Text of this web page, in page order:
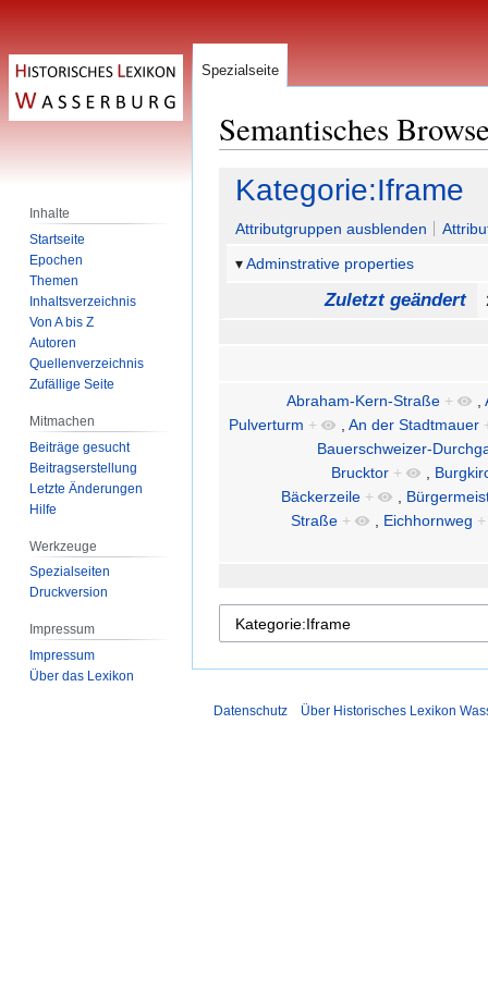
Semantisches
Zur
Navigation
springen
Zur
Suche
springen
Kategorie:Iframe
Attributgruppen ausblenden
Adminstrative properties
Zuletzt geändert
Abraham-Kern-Straße + ,
Pulverturm + , An der Stadtmauer
Bauerschweizer-
Brucktor + ,
Bäckerzeile + ,
Straße + , Eichhornweg +
Spezialseite
Inhalte
Startseite
Epochen
Themen
Inhaltsverzeichnis
Von A bis Z
Autoren
Quellenverzeichnis
Zufällige Seite
Mitmachen
Beiträge gesucht
Beitragserstellung
Letzte Änderungen
Hilfe
Werkzeuge
Spezialseiten
Druckversion
Impressum
Impressum
Über das Lexikon
Datenschutz Über Historisches Lexikon